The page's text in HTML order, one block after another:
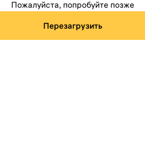
Пожалуйста, попробуйте позже
Перезагрузить